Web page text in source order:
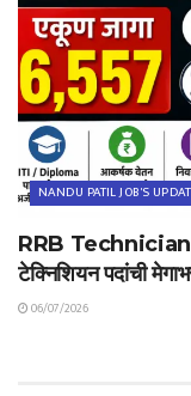
NANDU PATIL JOB'S
RRB Technician
टेक्निशियन पदांची
06/07/2026